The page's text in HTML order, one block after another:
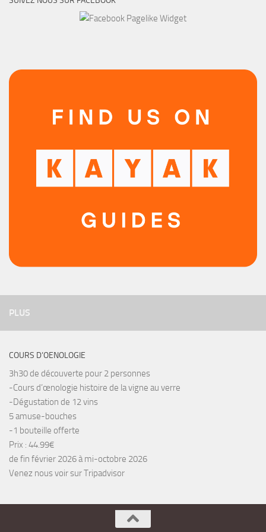
PLUS
COURS D’OENOLOGIE
3h30 de découverte pour 2 personnes
-Cours d’œnologie histoire de la vigne au verre
-Dégustation de 12 vins
5 amuse-bouches
-1 bouteille offerte
Prix : 44.99€
de fin février 2026 à mi-octobre 2026
Venez nous voir sur Tripadvisor